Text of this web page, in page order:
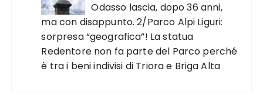
Odasso lascia, dopo 36 anni,
ma con disappunto. 2/Parco Alpi Liguri:
sorpresa “geografica”! La statua
Redentore non fa parte del Parco perché
è tra i beni indivisi di Triora e Briga Alta